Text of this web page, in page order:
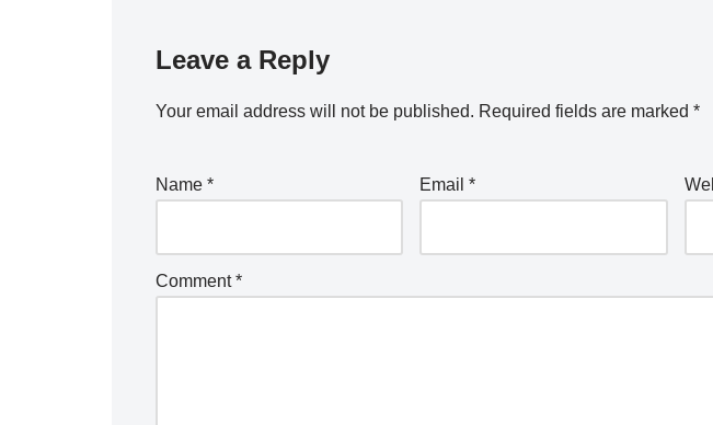
Leave a Reply
Your email address will not be published. Required fields are marked *
Name * Email*
Comment*